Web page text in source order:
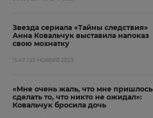
Звезда сериала «Тайны следствия»
Анна Ковальчук выставила напоказ
свою мохнатку
15:47 / 23 НОЯБРЯ 2023
«Мне очень жаль, что мне пришлось
сделать то, что никто не ожидал»:
Ковальчук бросила дочь